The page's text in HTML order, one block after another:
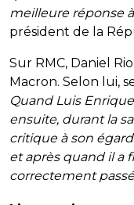
meilleure réponse
président de la
Sur RMC, Daniel
Macron. Selon lui,
Quand Luis Enrique
ensuite, durant la
critique à son
et après quand il a
correctement